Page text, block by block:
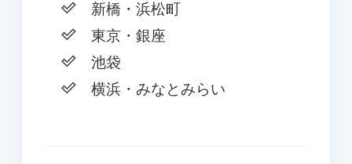
新橋・浜松町
東京・銀座
池袋
横浜・みなとみらい